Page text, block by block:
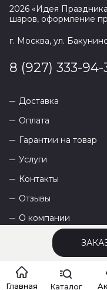
2026 «Идея Праздника
шаров, оформление
г. Москва, ул.
8 (927) 333-94-
Доставка
Оплата
Гарантии на товар
Услуги
Контакты
Отзывы
О компании
Главная Каталог